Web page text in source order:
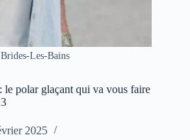
Les-Bains
le polar glaçant qui va vous faire
2025